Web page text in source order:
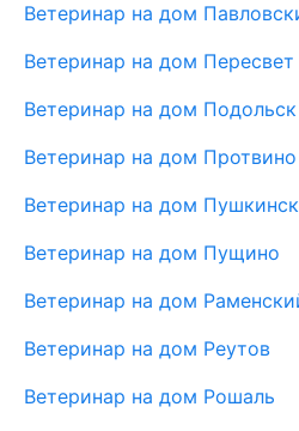
Ветеринар на дом
Ветеринар на дом Пересвет
Ветеринар на дом Подольск
Ветеринар на дом Протвино
Ветеринар на дом
Ветеринар на дом Пущино
Ветеринар на дом
Ветеринар на дом Реутов
Ветеринар на дом Рошаль